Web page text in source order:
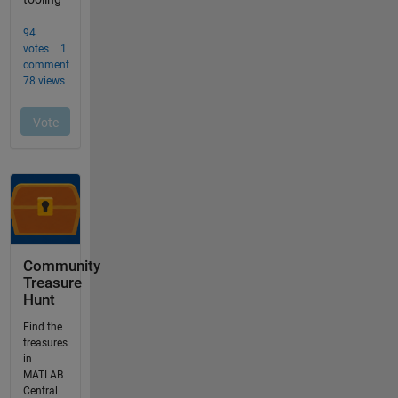
Community
Treasure
Hunt
Find the
treasures
in
MATLAB
Central